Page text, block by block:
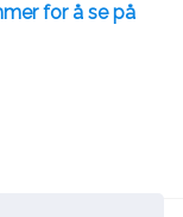
for å se på